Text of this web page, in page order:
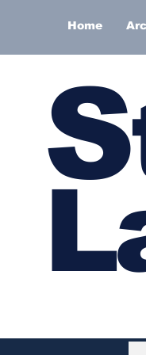
Home
S